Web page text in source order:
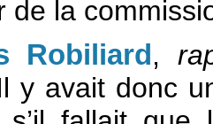
de la
Robiliard,
y avait donc